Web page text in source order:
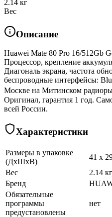
2.14 кг
Вес
Описание
Huawei Mate 80 Pro 16/512Gb
Процессор, крепление
Диагональ экрана, частота
беспроводные интерфейсы:
Москве на Митинском
Оригинал, гарантия 1 год.
всей России.
Характеристики
Размеры в упаковке
(ДхШхВ)
41 x
Вес
2.14 кг
Бренд
Обязательные
программы
предустановлены
нет